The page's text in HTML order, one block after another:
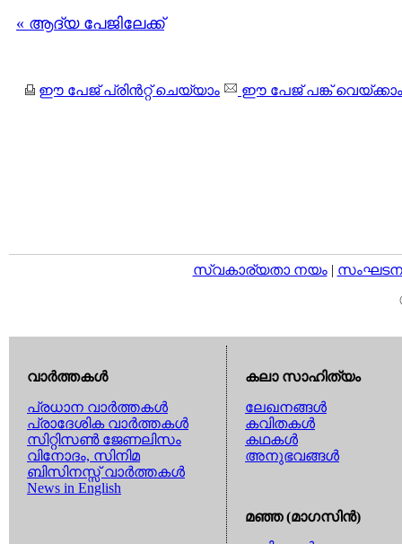
« ആദ്യ പേജിലേക്ക്
ഈ പേജ് പ്രിന്‍റ്റ് ചെയ്യാം ഈ പേജ് പങ്ക് വെയ്ക്കാം
സ്വകാര്യതാ നയം|
വാര്‍ത്തകള്‍
പ്രധാന വാര്‍ത്തകള്‍
പ്രാദേശിക വാര്‍ത്തകള്‍
സിറ്റിസണ്‍ ജേണലിസം
വിനോദം, സിനിമ
ബിസിനസ്സ് വാര്‍ത്തകള്‍
News in English
കലാ സാഹിത്യം
ലേഖനങ്ങള്‍
കവിതകള്‍
കഥകള്‍
അനുഭവങ്ങള്‍
മഞ്ഞ (മാഗസിന്‍)